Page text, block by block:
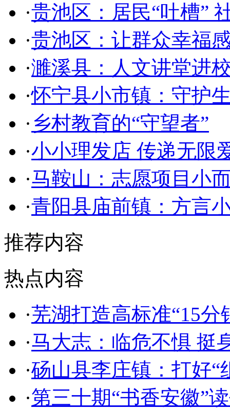
·贵池区：居民“吐槽”
·贵池区：让群众幸福
·濉溪县：人文讲堂进
·怀宁县小市镇：守护
· 乡村教育的“守望者”
·小小理发店 传递无限
·马鞍山：志愿项目小
·青阳县庙前镇：方言
推荐内容
热点内容
·芜湖打造高标准“15分
·马大志：临危不惧 挺
·砀山县李庄镇：打好“
·第三十期“书香安徽”